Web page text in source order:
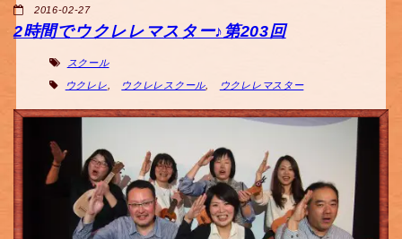
2016-02-27
2時間でウクレレマスター♪第203回
スクール
ウクレレ ウクレレスクール, ウクレレマスター